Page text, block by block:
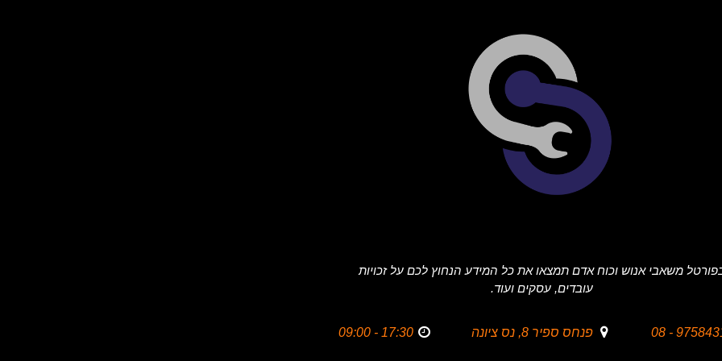
משאבי אנוש וכוח אדם תמצאו את כל המידע הנחוץ לכם על זכויות
עובדים, עסקים ועוד.
9758431 - פנחס ספיר 8, נס ציונה 17:30 - 09:00